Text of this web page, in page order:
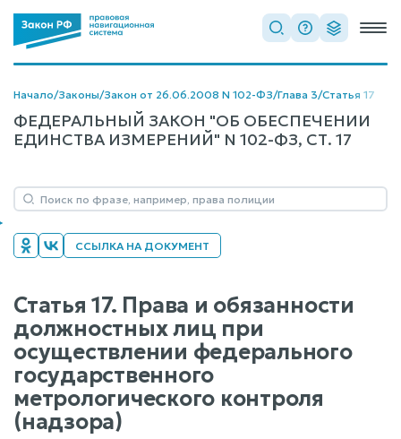
Начало/Законы/Закон от 26.06.2008 N 102-ФЗ/Глава 3/Статья 17
ФЕДЕРАЛЬНЫЙ ЗАКОН "ОБ ОБЕСПЕЧЕНИИ
ЕДИНСТВА ИЗМЕРЕНИЙ" N 102-ФЗ, СТ. 17
ССЫЛКА НА ДОКУМЕНТ
Статья 17. Права и обязанности
должностных лиц при
осуществлении федерального
государственного
метрологического контроля
(надзора)